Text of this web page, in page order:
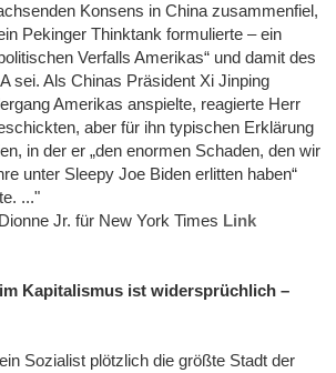
Konsens in China zusammenfiel,
Pekinger Thinktank formulierte – ein
Verfalls Amerikas“ und damit des
sei. Als Chinas Präsident Xi Jinping
Amerikas anspielte, reagierte Herr
aber für ihn typischen Erklärung
in der er „den enormen Schaden, den wir
unter Sleepy Joe Biden erlitten haben“
..."
Jr. für New York Times Link
Kapitalismus ist widersprüchlich –
Sozialist plötzlich die größte Stadt der